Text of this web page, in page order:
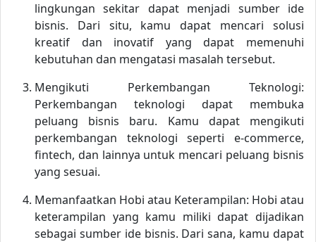
lingkungan sekitar dapat menjadi sumber ide
bisnis. Dari situ, kamu dapat mencari solusi
kreatif dan inovatif yang dapat memenuhi
kebutuhan dan mengatasi masalah tersebut.
Mengikuti Perkembangan Teknologi:
Perkembangan teknologi dapat membuka
peluang bisnis baru. Kamu dapat mengikuti
perkembangan teknologi seperti e-commerce,
fintech, dan lainnya untuk mencari peluang bisnis
yang sesuai.
Memanfaatkan Hobi atau Keterampilan: Hobi atau
keterampilan yang kamu miliki dapat dijadikan
sebagai sumber ide bisnis. Dari sana, kamu dapat